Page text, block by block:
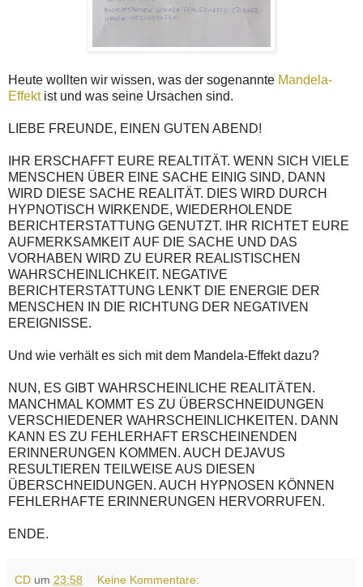
Heute wollten wir wissen, was der sogenannte Mandela-
Effekt ist und was seine Ursachen sind.
LIEBE FREUNDE, EINEN GUTEN ABEND!
IHR ERSCHAFFT EURE REALTITÄT. WENN SICH VIELE
MENSCHEN ÜBER EINE SACHE EINIG SIND, DANN
WIRD DIESE SACHE REALITÄT. DIES WIRD DURCH
HYPNOTISCH WIRKENDE, WIEDERHOLENDE
BERICHTERSTATTUNG GENUTZT. IHR RICHTET EURE
AUFMERKSAMKEIT AUF DIE SACHE UND DAS
VORHABEN WIRD ZU EURER REALISTISCHEN
WAHRSCHEINLICHKEIT. NEGATIVE
BERICHTERSTATTUNG LENKT DIE ENERGIE DER
MENSCHEN IN DIE RICHTUNG DER NEGATIVEN
EREIGNISSE.
Und wie verhält es sich mit dem Mandela-Effekt dazu?
NUN, ES GIBT WAHRSCHEINLICHE REALITÄTEN.
MANCHMAL KOMMT ES ZU ÜBERSCHNEIDUNGEN
VERSCHIEDENER WAHRSCHEINLICHKEITEN. DANN
KANN ES ZU FEHLERHAFT ERSCHEINENDEN
ERINNERUNGEN KOMMEN. AUCH DEJAVUS
RESULTIEREN TEILWEISE AUS DIESEN
ÜBERSCHNEIDUNGEN. AUCH HYPNOSEN KÖNNEN
FEHLERHAFTE ERINNERUNGEN HERVORRUFEN.
ENDE.
CD um 23:58 Keine Kommentare: